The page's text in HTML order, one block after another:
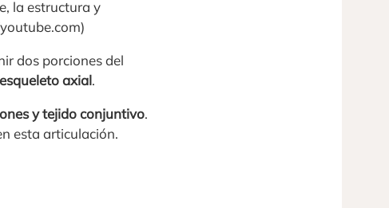
la estructura y
dos porciones del
axial.
y tejido conjuntivo.
esta articulación.